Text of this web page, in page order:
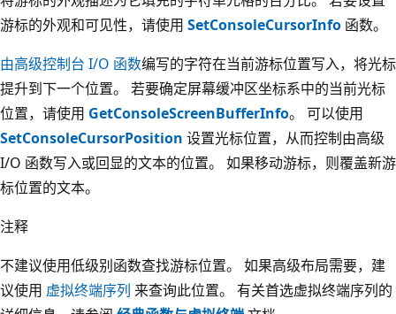
游标的外观和可见性，请使用 SetConsoleCursorInfo 函数。
由高级控制台 I/O 函数编写的字符在当前游标位置写入，将光标
提升到下一个位置。 若要确定屏幕缓冲区坐标系中的当前光标
位置，请使用 GetConsoleScreenBufferInfo。 可以使用
SetConsoleCursorPosition 设置光标位置，从而控制由高级
I/O 函数写入或回显的文本的位置。 如果移动游标，则覆盖新游
标位置的文本。
注释
不建议使用低级别函数查找游标位置。 如果高级布局需要，建
议使用 虚拟终端序列 来查询此位置。 有关首选虚拟终端序列的